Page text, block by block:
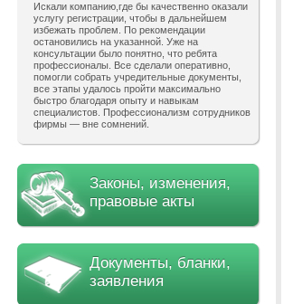
Искали компанию,где бы качественно оказали
услугу регистрации, чтобы в дальнейшем
избежать проблем. По рекомендации
остановились на указанной. Уже на
консультации было понятно, что ребята
профессионалы. Все сделали оперативно,
помогли собрать учредительные документы,
все этапы удалось пройти максимально
быстро благодаря опыту и навыкам
специалистов. Профессионализм сотрудников
фирмы — вне сомнений.
Законы, изменения,
правовые акты
Документы, бланки,
заявления